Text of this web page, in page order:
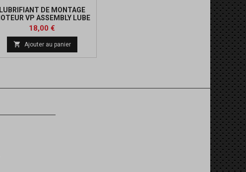
LUBRIFIANT DE MONTAGE
VP ASSEMBLY LUBE
(355 ML)
Prix
18,00 €
 Ajouter au panier